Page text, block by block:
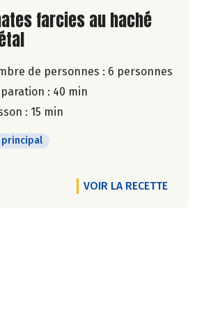
suite de la recette
farcies au haché
de personnes : 6 personnes
: 40 min
: 15 min
principal
VOIR LA RECETTE